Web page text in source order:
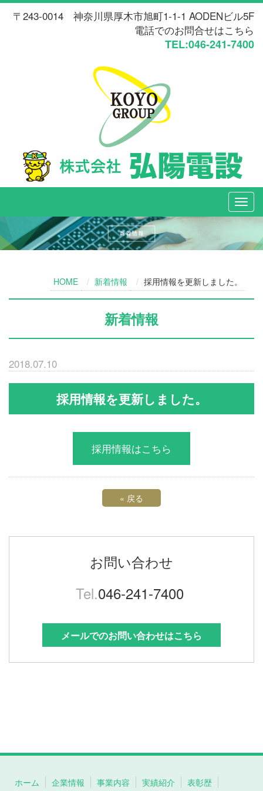
〒243-0014 神奈川県厚木市旭町1-1-1 AODENビル5F
電話でのお問合せはこちら
TEL:046-241-7400
HOME 新着情報 採用情報を更新しました。
新着情報
2018.07.10
採用情報を更新しました。
採用情報はこちら
« 戻る
お問い合わせ
Tel.046-241-7400
メールでのお問い合わせはこちら
ホーム 企業情報 事業内容 実績紹介
表彰歴